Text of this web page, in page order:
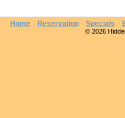
Home Reservation Specials
© 2026